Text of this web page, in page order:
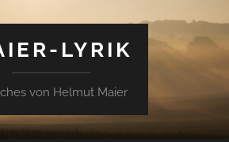
LYRIK
von Helmut Maier